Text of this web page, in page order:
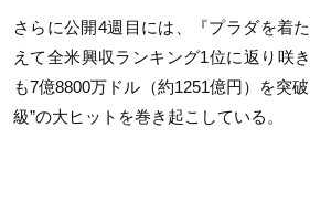
さらに公開4週目には、『プラダを着
えて全米興収ランキング1位に返り咲
も7億8800万ドル（約1251億円）を突
級”の大ヒットを巻き起こしている。